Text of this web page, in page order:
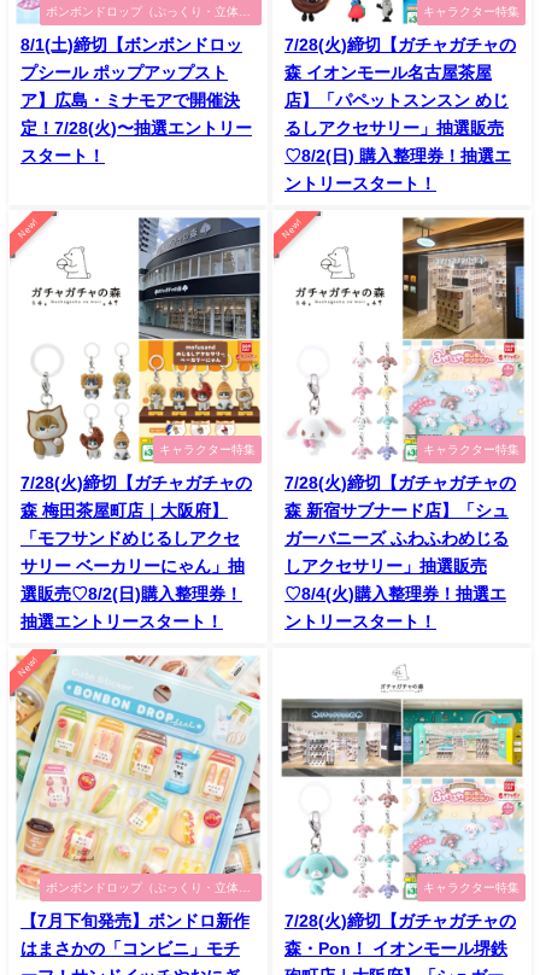
ボンボンドロップ（ぷっくり・立体シ
8/1(土)締切【ボンボンドロッ
プシール ポップアップスト
ア】広島・ミナモアで開催決
定！7/28(火)〜抽選エントリー
スタート！
キャラクター特集
7/28(火)締切【ガチャガチャの
森 イオンモール名古屋茶屋
店】「パペットスンスン めじ
るしアクセサリー」抽選販売
♡8/2(日) 購入整理券！抽選エ
ントリースタート！
New!
キャラクター特集
7/28(火)締切【ガチャガチャの
森 梅田茶屋町店｜大阪府】
「モフサンドめじるしアクセ
サリー ベーカリーにゃん」抽
選販売♡8/2(日)購入整理券！
抽選エントリースタート！
New!
キャラクター特集
7/28(火)締切【ガチャガチャの
森 新宿サブナード店】「シュ
ガーバニーズ ふわふわめじる
しアクセサリー」抽選販売
♡8/4(火)購入整理券！抽選エ
ントリースタート！
New!
ボンボンドロップ（ぷっくり・立体シ
【7月下旬発売】ボンドロ新作
はまさかの「コンビニ」モチ
キャラクター特集
7/28(火)締切【ガチャガチャの
森・Pon！ イオンモール堺鉄